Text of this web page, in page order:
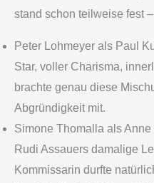
stand schon teilweise fest
Peter Lohmeyer als Paul
Star, voller Charisma,
brachte genau diese
Abgründigkeit mit.
Simone Thomalla als
Rudi Assauers damalige
Kommissarin durfte